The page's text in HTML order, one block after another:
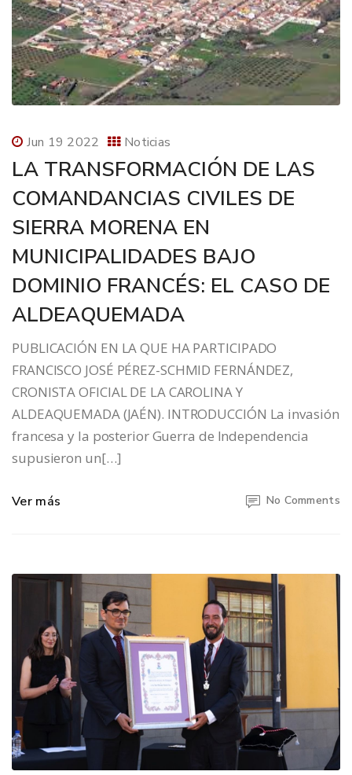
Jun 19 2022 Noticias
LA TRANSFORMACIÓN DE LAS
COMANDANCIAS CIVILES DE
SIERRA MORENA EN
MUNICIPALIDADES BAJO
DOMINIO FRANCÉS: EL CASO DE
ALDEAQUEMADA
PUBLICACIÓN EN LA QUE HA PARTICIPADO
FRANCISCO JOSÉ PÉREZ-SCHMID FERNÁNDEZ,
CRONISTA OFICIAL DE LA CAROLINA Y
ALDEAQUEMADA (JAÉN). INTRODUCCIÓN La invasión
francesa y la posterior Guerra de Independencia
supusieron un[…]
Ver más No Comments